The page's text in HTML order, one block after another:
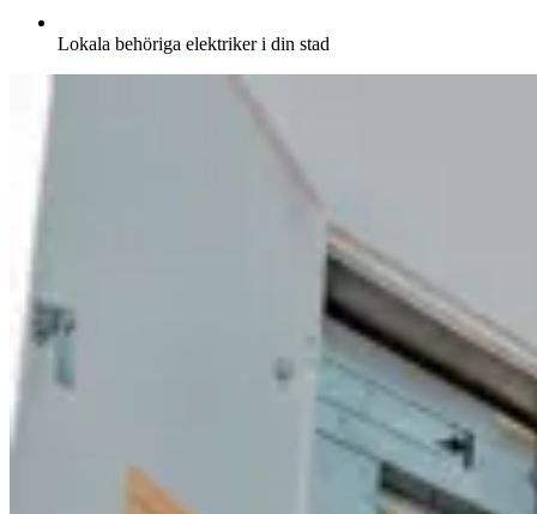
Lokala behöriga elektriker i din stad